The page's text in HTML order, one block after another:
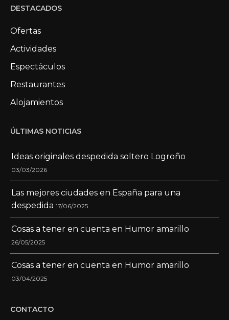
DESTACADOS
Ofertas
Actividades
Espectáculos
Restaurantes
Alojamientos
ÚLTIMAS NOTICIAS
Ideas originales despedida soltero Logroño
03/03/2026
Las mejores ciudades en España para una
despedida 17/06/2025
Cosas a tener en cuenta en Humor amarillo
26/05/2025
Cosas a tener en cuenta en Humor amarillo
03/04/2025
CONTACTO